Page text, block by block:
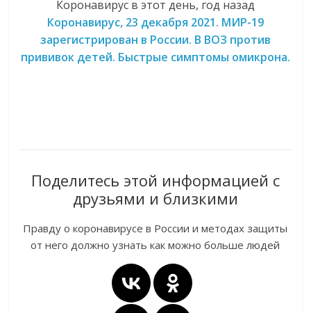
Коронавирус в этот день, год назад
Коронавирус, 23 декабря 2021. МИР-19
зарегистрирован в России. В ВОЗ против
прививок детей. Быстрые симптомы омикрона.
Поделитесь этой информацией с
друзьями и близкими
Правду о коронавирусе в России и методах защиты
от него должно узнать как можно больше людей